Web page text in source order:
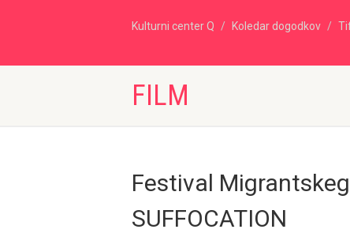
Kulturni center Q Koledar dogodkov
FILM
Festival
SUFFOCATION